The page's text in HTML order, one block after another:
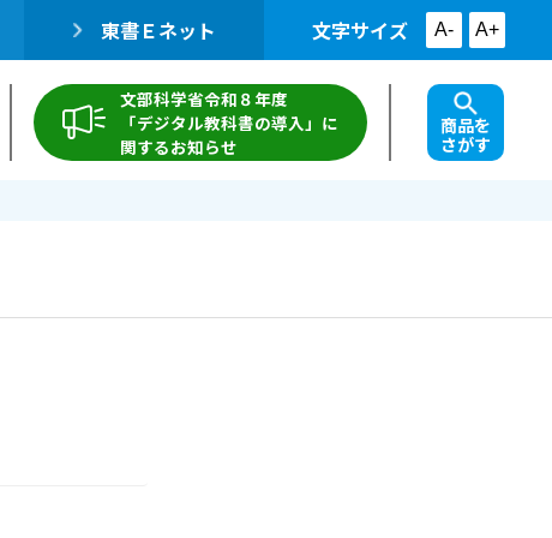
東書Ｅネット 文字サイズ A- A+
文部科学省令和８年度
「デジタル教科書の導入」に
関するお知らせ
商品を
さがす